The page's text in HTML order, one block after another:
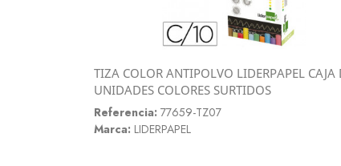
 Vista rápida
TIZA COLOR ANTIPOLVO LIDERPAPEL CAJA
UNIDADES COLORES SURTIDOS
Referencia: 77659-TZ07
Marca: LIDERPAPEL